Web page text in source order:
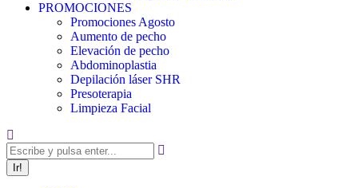
PROMOCIONES
Promociones Agosto
Aumento de pecho
Elevación de pecho
Abdominoplastia
Depilación láser SHR
Presoterapia
Limpieza Facial
Buscar: